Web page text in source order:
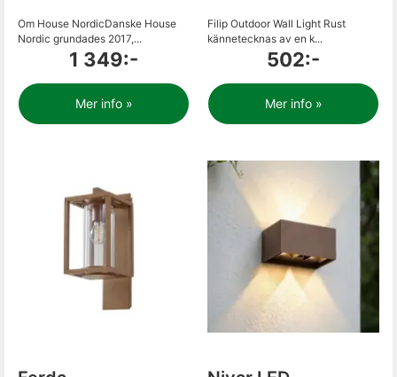
Om House NordicDanske House
Nordic grundades 2017,...
1 349:-
Mer info »
Filip Outdoor Wall Light Rust
kännetecknas av en k...
502:-
Mer info »